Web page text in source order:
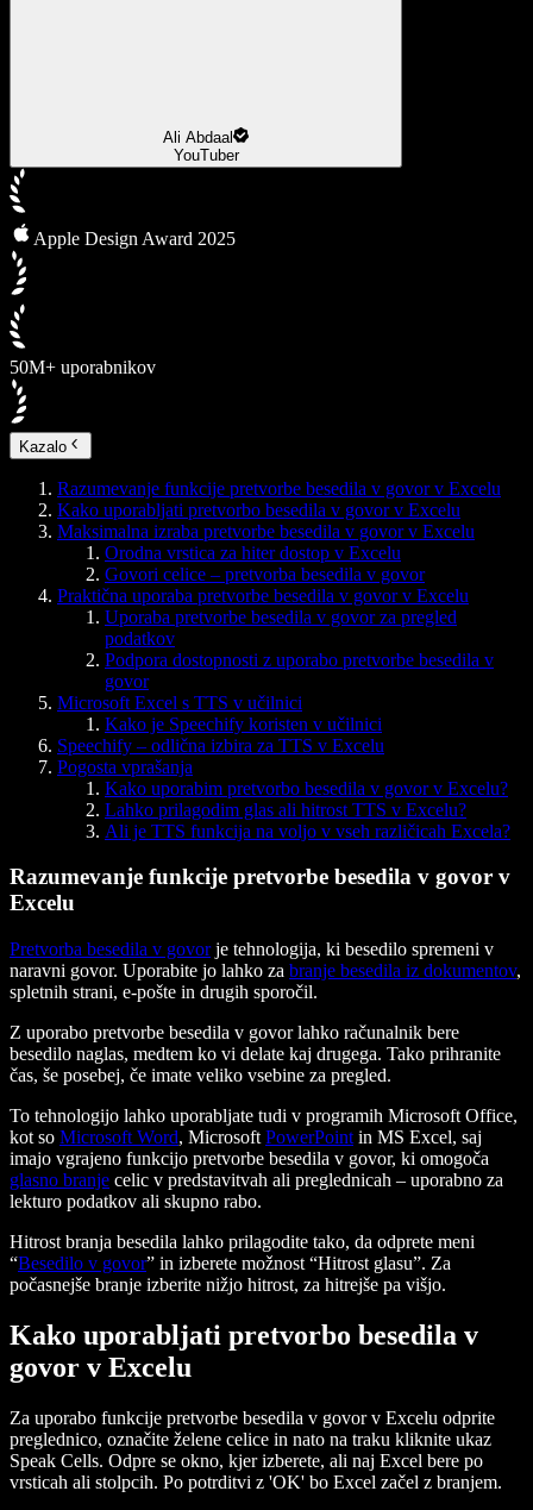
Ali Abdaal
YouTuber
Apple Design Award 2025
50M+ uporabnikov
Kazalo
Razumevanje funkcije pretvorbe besedila v govor v Excelu
Kako uporabljati pretvorbo besedila v govor v Excelu
Maksimalna izraba pretvorbe besedila v govor v Excelu
Orodna vrstica za hiter dostop v Excelu
Govori celice – pretvorba besedila v govor
Praktična uporaba pretvorbe besedila v govor v Excelu
Uporaba pretvorbe besedila v govor za pregled
podatkov
Podpora dostopnosti z uporabo pretvorbe besedila v
govor
Microsoft Excel s TTS v učilnici
Kako je Speechify koristen v učilnici
Speechify – odlična izbira za TTS v Excelu
Pogosta vprašanja
Kako uporabim pretvorbo besedila v govor v Excelu?
Lahko prilagodim glas ali hitrost TTS v Excelu?
Ali je TTS funkcija na voljo v vseh različicah Excela?
Razumevanje funkcije pretvorbe besedila v govor v
Excelu
Pretvorba besedila v govorje tehnologija, ki besedilo spremeni v
naravni govor. Uporabite jo lahko za branje besedila iz dokumentov,
spletnih strani, e-pošte in drugih sporočil.
Z uporabo pretvorbe besedila v govor lahko računalnik bere
besedilo naglas, medtem ko vi delate kaj drugega. Tako prihranite
čas, še posebej, če imate veliko vsebine za pregled.
To tehnologijo lahko uporabljate tudi v programih Microsoft Office,
kot so Microsoft Word, Microsoft PowerPoint in MS Excel, saj
imajo vgrajeno funkcijo pretvorbe besedila v govor, ki omogoča
glasno branje celic v predstavitvah ali preglednicah – uporabno za
lekturo podatkov ali skupno rabo.
Hitrost branja besedila lahko prilagodite tako, da odprete meni
“Besedilo v govor” in izberete možnost “Hitrost glasu”. Za
počasnejše branje izberite nižjo hitrost, za hitrejše pa višjo.
Kako uporabljati pretvorbo besedila v
govor v Excelu
Za uporabo funkcije pretvorbe besedila v govor v Excelu odprite
preglednico, označite želene celice in nato na traku kliknite ukaz
Speak Cells. Odpre se okno, kjer izberete, ali naj Excel bere po
vrsticah ali stolpcih. Po potrditvi z 'OK' bo Excel začel z branjem.